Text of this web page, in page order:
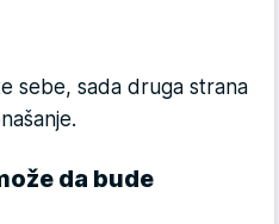
sebe, sada druga strana
da bude